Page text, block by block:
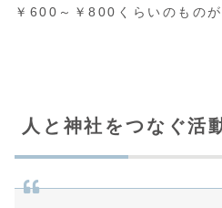
￥600～￥800くらいのものが
人と神社をつなぐ活